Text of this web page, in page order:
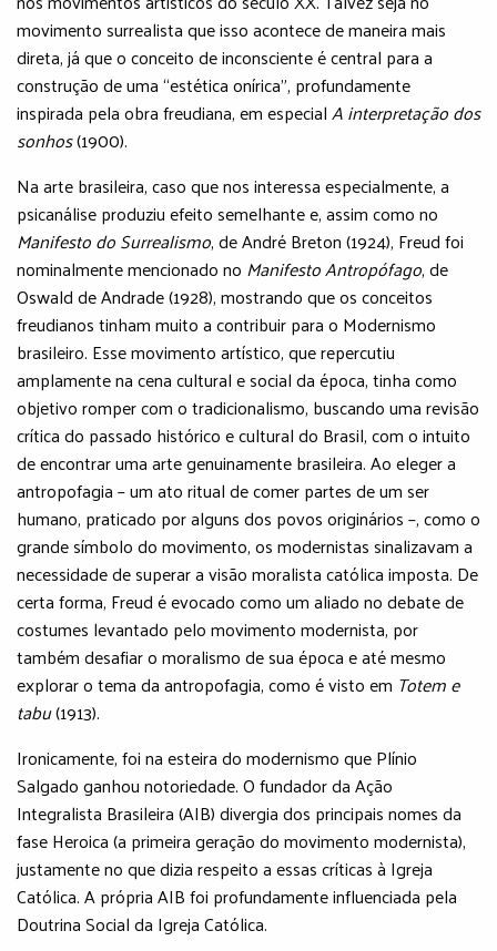
movimento surrealista que isso acontece de maneira mais
direta, já que o conceito de inconsciente é central para a
construção de uma “estética onírica”, profundamente
inspirada pela obra freudiana, em especialA interpretação dos
sonhos(1900).
Na arte brasileira, caso que nos interessa especialmente, a
psicanálise produziu efeito semelhante e, assim como no
Manifesto do Surrealismo, de André Breton (1924), Freud foi
nominalmente mencionado no Manifesto Antropófago, de
Oswald de Andrade (1928), mostrando que os conceitos
freudianos tinham muito a contribuir para o Modernismo
brasileiro. Esse movimento artístico, que repercutiu
amplamente na cena cultural e social da época, tinha como
objetivo romper com o tradicionalismo, buscando uma revisão
crítica do passado histórico e cultural do Brasil, com o intuito
de encontrar uma arte genuinamente brasileira. Ao eleger a
antropofagia – um ato ritual de comer partes de um ser
humano, praticado por alguns dos povos originários –, como o
grande símbolo do movimento, os modernistas sinalizavam a
necessidade de superar a visão moralista católica imposta. De
certa forma, Freud é evocado como um aliado no debate de
costumes levantado pelo movimento modernista, por
também desafiar o moralismo de sua época e até mesmo
explorar o tema da antropofagia, como é visto em Totem e
tabu(1913).
Ironicamente, foi na esteira do modernismo que Plínio
Salgado ganhou notoriedade. O fundador da Ação
Integralista Brasileira (AIB) divergia dos principais nomes da
fase Heroica (a primeira geração do movimento modernista),
justamente no que dizia respeito a essas críticas à Igreja
Católica. A própria AIB foi profundamente influenciada pela
Doutrina Social da Igreja Católica.